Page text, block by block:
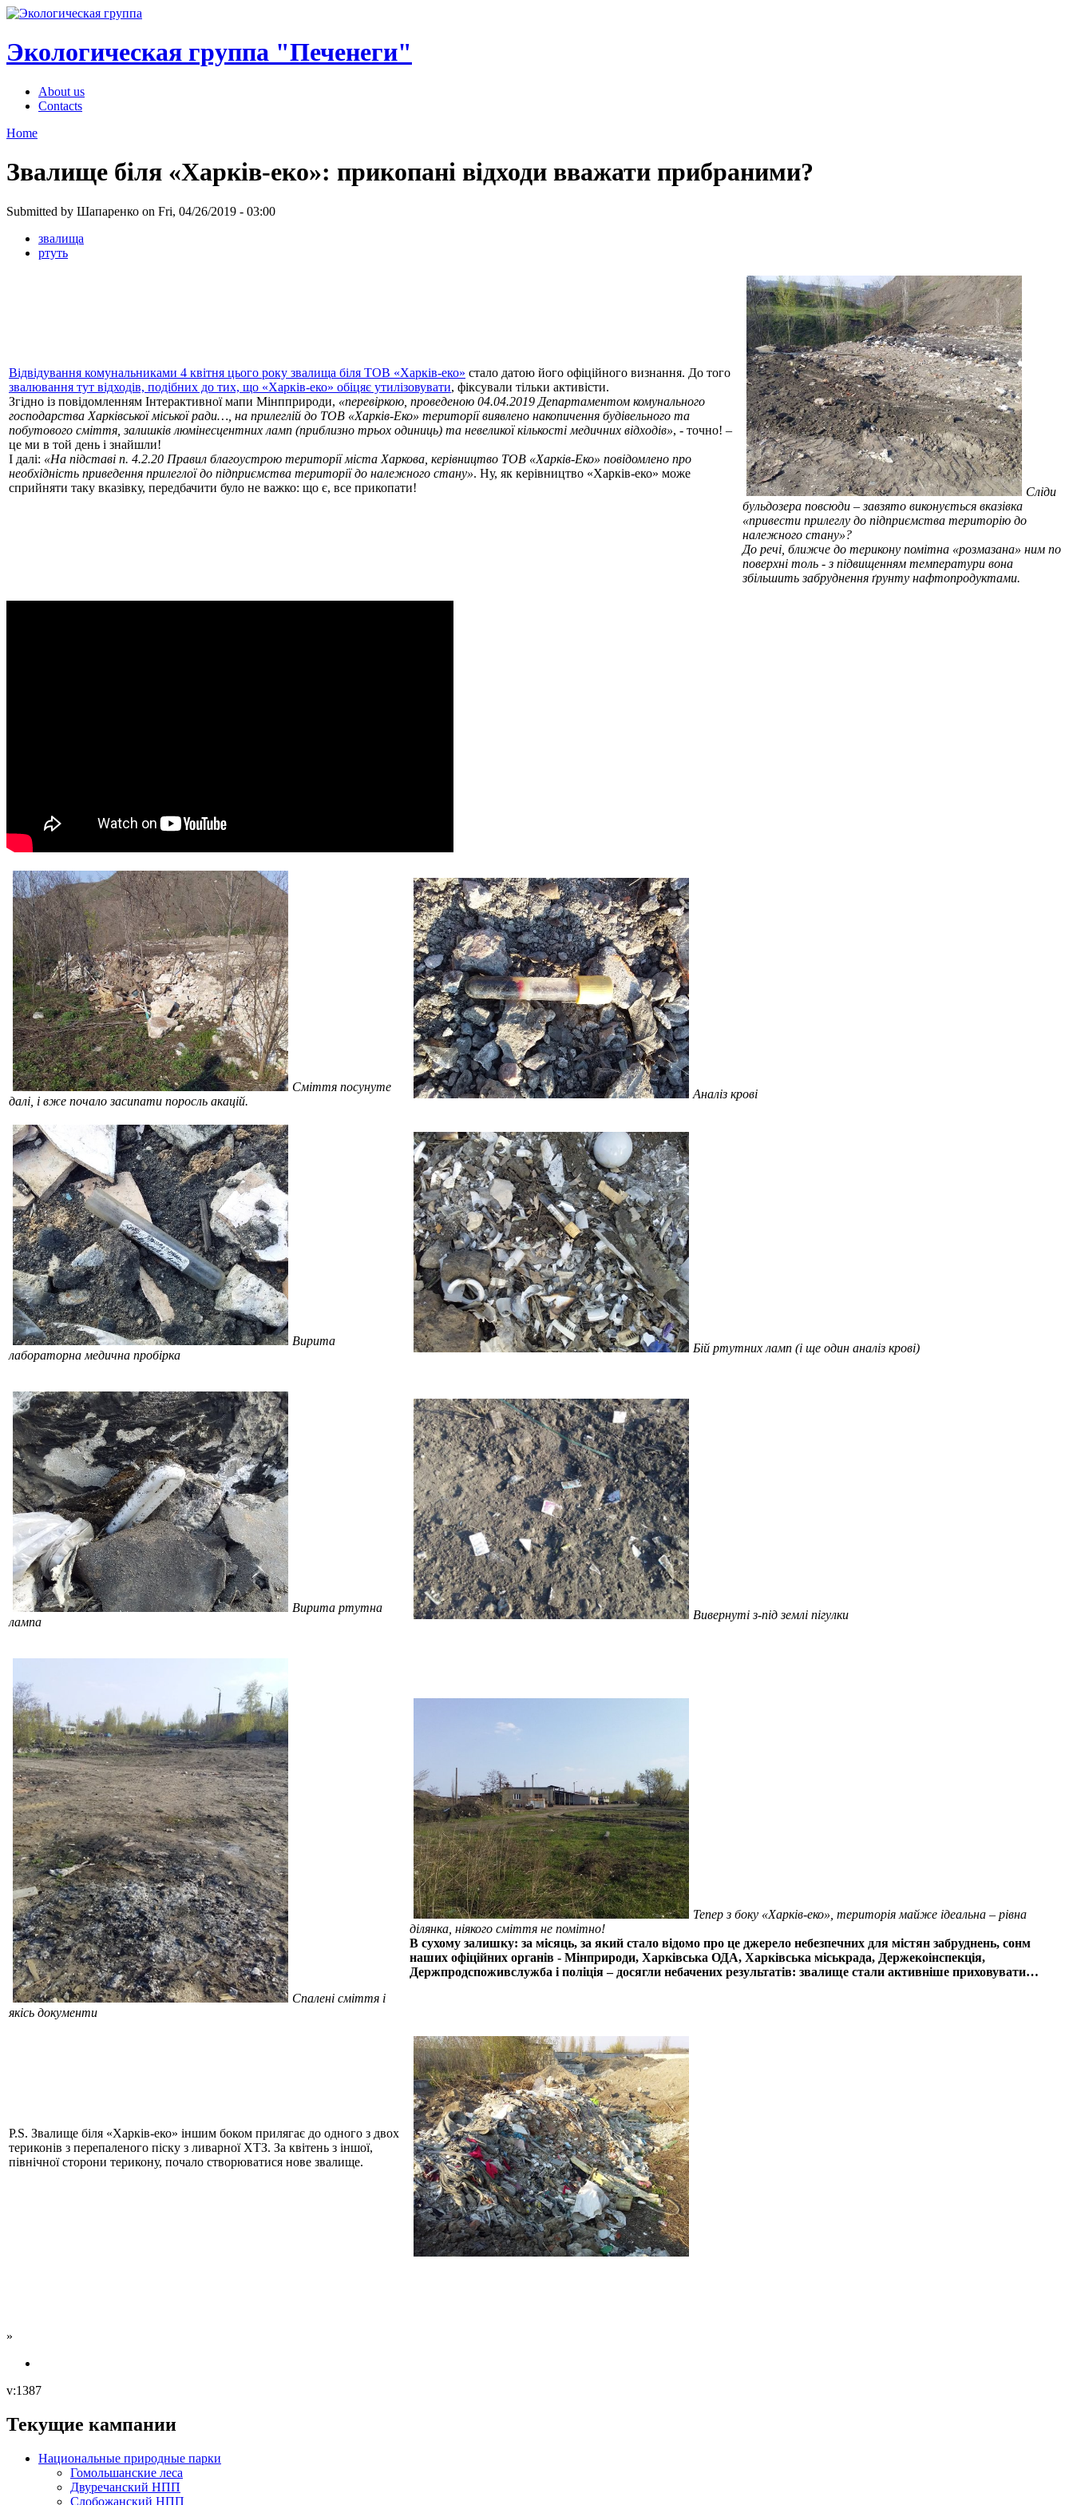
Экологическая группа "Печенеги"
About us
Contacts
Home
Звалище біля «Харків-еко»: прикопані відходи вважати прибраними?
Submitted by Шапаренко on Fri, 04/26/2019 - 03:00
звалища
ртуть
Відвідування комунальниками 4 квітня цього року звалища біля ТОВ «Харків-еко» стало датою його офіційного визнання. До того
звалювання тут відходів, подібних до тих, що «Харків-еко» обіцяє утилізовувати, фіксували тільки активісти.
Згідно із повідомленням Інтерактивної мапи Мінпприроди, «перевіркою, проведеною 04.04.2019 Департаментом комунального
господарства Харківської міської ради…, на прилеглій до ТОВ «Харків-Еко» території виявлено накопичення будівельного та
побутового сміття, залишків люмінесцентних ламп (приблизно трьох одиниць) та невеликої кількості медичних відходів», - точно! –
це ми в той день і знайшли!
І далі: «На підставі п. 4.2.20 Правил благоустрою території міста Харкова, керівництво ТОВ «Харків-Еко» повідомлено про
необхідність приведення прилеглої до підприємства території до належного стану». Ну, як керівництво «Харків-еко» може
сприйняти таку вказівку, передбачити було не важко: що є, все прикопати!
Сліди
бульдозера повсюди – завзято виконується вказівка
«привести прилеглу до підприємства територію до
належного стану»?
До речі, ближче до терикону помітна «розмазана» ним по
поверхні толь - з підвищенням температури вона
збільшить забруднення ґрунту нафтопродуктами.
Сміття посунуте
далі, і вже почало засипати поросль акацій.
Аналіз крові
Вирита
лабораторна медична пробірка
Бій ртутних ламп (і ще один аналіз крові)
Вирита ртутна
лампа
Вивернуті з-під землі пігулки
Спалені сміття і
якісь документи
Тепер з боку «Харків-еко», територія майже ідеальна – рівна
ділянка, ніякого сміття не помітно!
В сухому залишку: за місяць, за який стало відомо про це джерело небезпечних для містян забруднень, сонм
наших офіційних органів - Мінприроди, Харківська ОДА, Харківська міськрада, Держекоінспекція,
Держпродспоживслужба і поліція – досягли небачених результатів: звалище стали активніше приховувати…
P.S. Звалище біля «Харків-еко» іншим боком прилягає до одного з двох
териконів з перепаленого піску з ливарної ХТЗ. За квітень з іншої,
північної сторони терикону, почало створюватися нове звалище.
»
v:1387
Текущие кампании
Национальные природные парки
Гомольшанские леса
Двуречанский НПП
Слобожанский НПП